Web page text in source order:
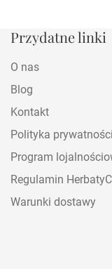
Przydatne linki
O nas
Blog
Kontakt
Polityka prywatności
Program
Regulamin
Warunki dostawy